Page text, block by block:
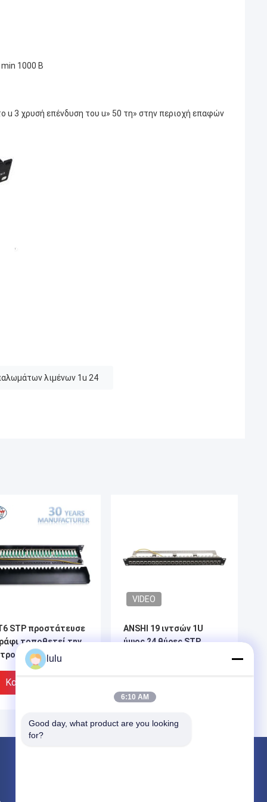
1000 Β
3 χρυσή επένδυση του u» 50 τη» στην περιοχή επαφών
λιμένων 1u 24
STP προστάτευσε
τοποθετεί την
μπαλωμάτων
19 ίντσα 24 τύπος
λιμένων IDC
Καλύτερη Τιμή
VIDEO
ANSHI 19 ιντσών 1U
ύψος 24 θύρες STP
lulu
6:10 AM
Good day, what product are you looking
for?